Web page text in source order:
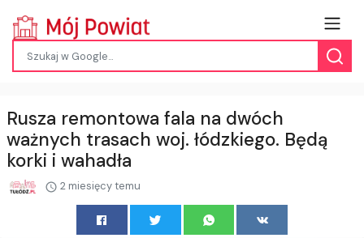
Rusza remontowa fala na dwóch
ważnych trasach woj. łódzkiego. Będą
korki i wahadła
2 miesięcy temu